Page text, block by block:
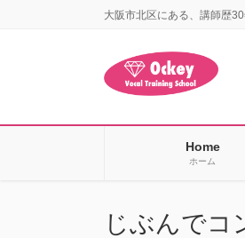
大阪市北区にある、講師歴
Home
ホーム
じぶんでコ